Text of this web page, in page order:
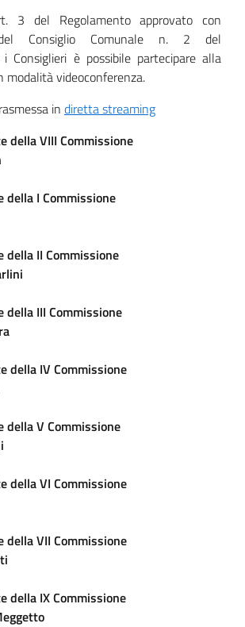
3 del Regolamento approvato con
del Consiglio Comunale n. 2 del
Consiglieri è possibile partecipare alla
modalità videoconferenza.
in diretta streaming
della VIII Commissione
della I Commissione
della II Commissione
della III Commissione
della IV Commissione
della V Commissione
della VI Commissione
della VII Commissione
della IX Commissione